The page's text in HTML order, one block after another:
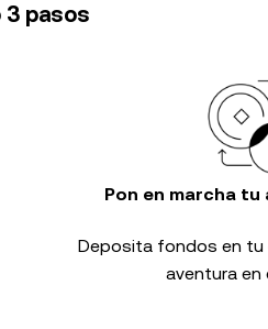
pasos
Pon en marcha
Deposita fondos en tu
aventura en